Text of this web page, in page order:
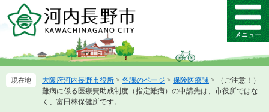
ー
先
ニ
を
メ
ニ
ー
大阪府河内長野市役所 > 各課のページ > 保険医療課 >
（ご注意！）
難病に係る医療費助成制度（指定難病）の申請先は、市役所ではな
く、富田林保健所です。